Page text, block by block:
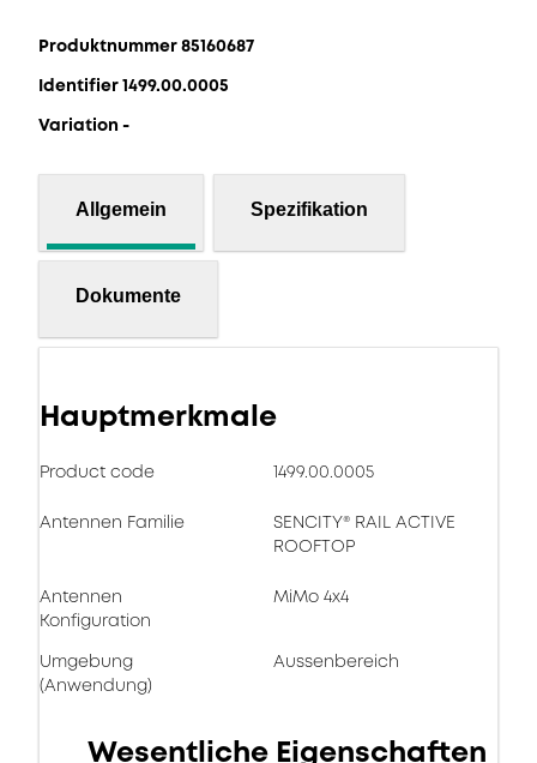
Produktnummer 85160687
Identifier 1499.00.0005
Variation -
Allgemein Spezifikation
Dokumente
Hauptmerkmale
Product code 1499.00.0005
Antennen Familie
SENCITY® RAIL ACTIVE
ROOFTOP
Antennen
Konfiguration
MiMo 4x4
Umgebung
(Anwendung)
Aussenbereich
Wesentliche Eigenschaften